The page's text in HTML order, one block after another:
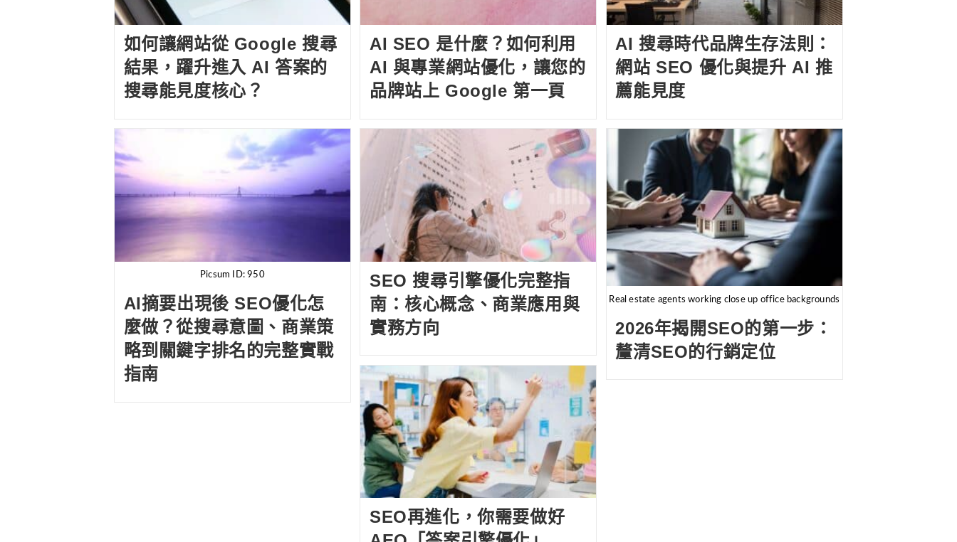
如何讓網站從 Google 搜尋
結果，躍升進入 AI 答案的
搜尋能見度核心？
AI SEO 是什麼？如何利用
AI 與專業網站優化，讓您的
品牌站上 Google 第一頁
AI 搜尋時代品牌生存法則：
網站 SEO 優化與提升 AI 推
薦能見度
Picsum ID: 950
AI摘要出現後 SEO優化怎
麼做？從搜尋意圖、商業策
略到關鍵字排名的完整實戰
指南
SEO 搜尋引擎優化完整指
南：核心概念、商業應用與
實務方向
Real estate agents working close up office backgrounds
2026年揭開SEO的第一步：
釐清SEO的行銷定位
SEO再進化，你需要做好